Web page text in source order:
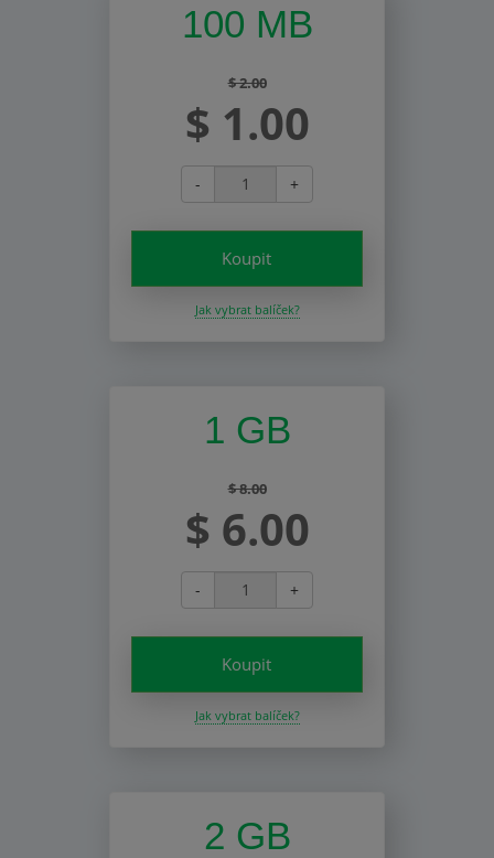
100 MB
$ 2.00
$ 1.00
- +
Koupit
Jak vybrat balíček?
1 GB
$ 8.00
$ 6.00
- +
Koupit
Jak vybrat balíček?
2 GB